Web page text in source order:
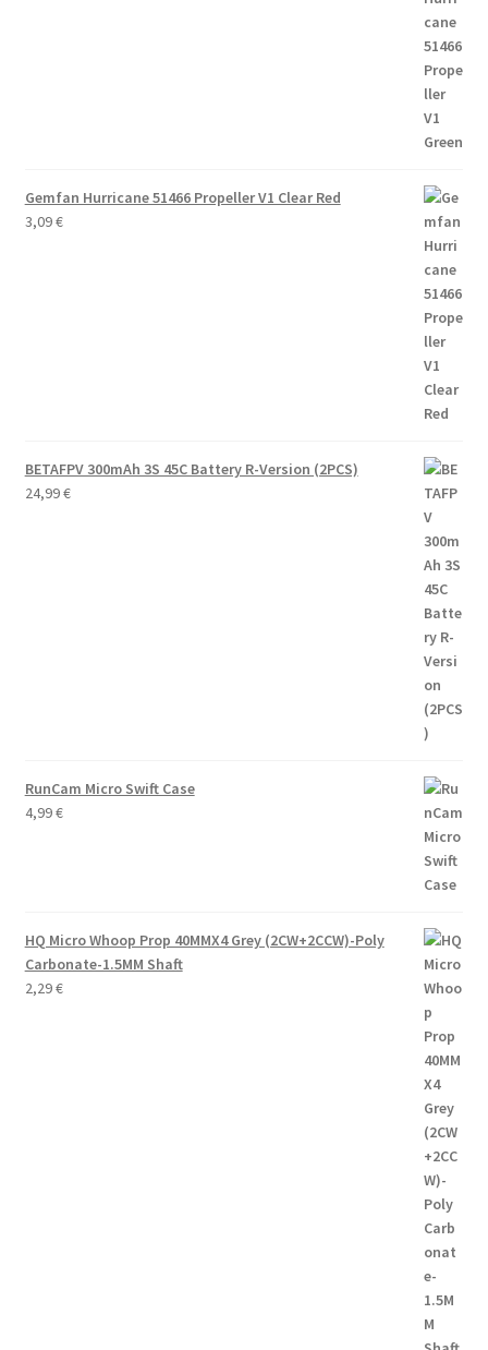
Gemfan Hurricane 51466 Propeller V1 Clear Red
3,09€
BETAFPV 300mAh 3S 45C Battery R-Version (2PCS)
24,99€
RunCam Micro Swift Case
4,99€
HQ Micro Whoop Prop 40MMX4 Grey (2CW+2CCW)-Poly
Carbonate-1.5MM Shaft
2,29€